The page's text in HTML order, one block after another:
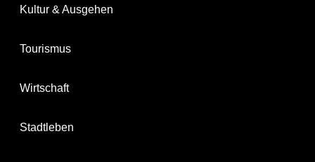
Kultur & Ausgehen
Tourismus
Wirtschaft
Stadtleben